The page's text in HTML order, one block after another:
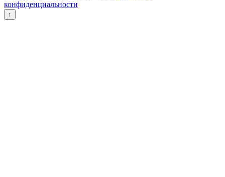
конфиденциальности
↑